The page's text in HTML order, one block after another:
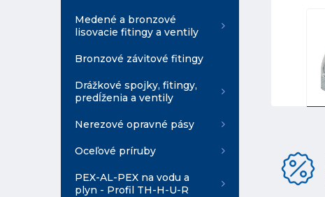
Medené a bronzové
lisovacie fitingy a ventily
Bronzové závitové fitingy
Drážkové spojky, fitingy,
predĺženia a ventily
Nerezové opravné pásy
Oceľové príruby
PEX-AL-PEX na vodu a
plyn - Profil TH-H-U-R